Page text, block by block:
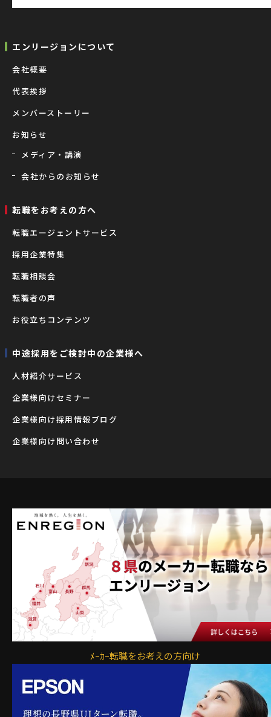
エンリージョンについて
会社概要
代表挨拶
メンバーストーリー
お知らせ
メディア・講演
会社からのお知らせ
転職をお考えの⽅へ
転職エージェントサービス
採用企業特集
転職相談会
転職者の声
お役立ちコンテンツ
中途採用をご検討中の企業様へ
⼈材紹介サービス
企業様向けセミナー
企業様向け採用情報ブログ
企業様向け問い合わせ
ﾒｰｶｰ転職をお考えの方向け